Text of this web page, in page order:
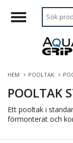
HEM POOLTAK
POOLTAK
Ett pooltak i
förmonterat och